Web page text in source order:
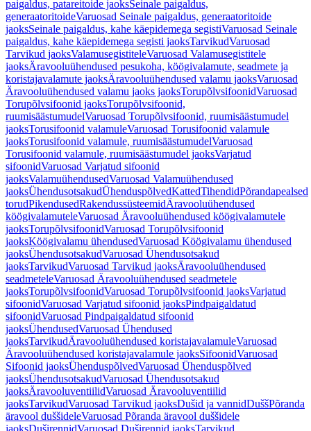
paigaldus, patareitoide jaoksSeinale paigaldus,
generaatoritoideVaruosad Seinale paigaldus, generaatoritoide
jaoksSeinale paigaldus, kahe käepidemega segistiVaruosad Seinale
paigaldus, kahe käepidemega segisti jaoksTarvikudVaruosad
Tarvikud jaoksValamusegistiteleVaruosad Valamusegistitele
jaoksÄravooluühendused pesukoha, köögivalamute, seadmete ja
koristajavalamute jaoksÄravooluühendused valamu jaoksVaruosad
Äravooluühendused valamu jaoks jaoksTorupõlvsifoonidVaruosad
Torupõlvsifoonid jaoksTorupõlvsifoonid,
ruumisäästumudelVaruosad Torupõlvsifoonid, ruumisäästumudel
jaoksTorusifoonid valamuleVaruosad Torusifoonid valamule
jaoksTorusifoonid valamule, ruumisäästumudelVaruosad
Torusifoonid valamule, ruumisäästumudel jaoksVarjatud
sifoonidVaruosad Varjatud sifoonid
jaoksValamuühendusedVaruosad Valamuühendused
jaoksÜhendusotsakudÜhenduspõlvedKattedTihendidPõrandapealsed
torudPikendusedRakendussüsteemidÄravooluühendused
köögivalamuteleVaruosad Äravooluühendused köögivalamutele
jaoksTorupõlvsifoonidVaruosad Torupõlvsifoonid
jaoksKöögivalamu ühendusedVaruosad Köögivalamu ühendused
jaoksÜhendusotsakudVaruosad Ühendusotsakud
jaoksTarvikudVaruosad Tarvikud jaoksÄravooluühendused
seadmeteleVaruosad Äravooluühendused seadmetele
jaoksTorupõlvsifoonidVaruosad Torupõlvsifoonid jaoksVarjatud
sifoonidVaruosad Varjatud sifoonid jaoksPindpaigaldatud
sifoonidVaruosad Pindpaigaldatud sifoonid
jaoksÜhendusedVaruosad Ühendused
jaoksTarvikudÄravooluühendused koristajavalamuleVaruosad
Äravooluühendused koristajavalamule jaoksSifoonidVaruosad
Sifoonid jaoksÜhenduspõlvedVaruosad Ühenduspõlved
jaoksÜhendusotsakudVaruosad Ühendusotsakud
jaoksÄravooluventiilidVaruosad Äravooluventiilid
jaoksTarvikudVaruosad Tarvikud jaoksDušid ja vannidDuššPõranda
äravool duššideleVaruosad Põranda äravool duššidele
jaoksDuširennidVaruosad Duširennid jaoksTarvikud